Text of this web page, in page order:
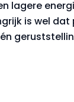
lagere
is wel